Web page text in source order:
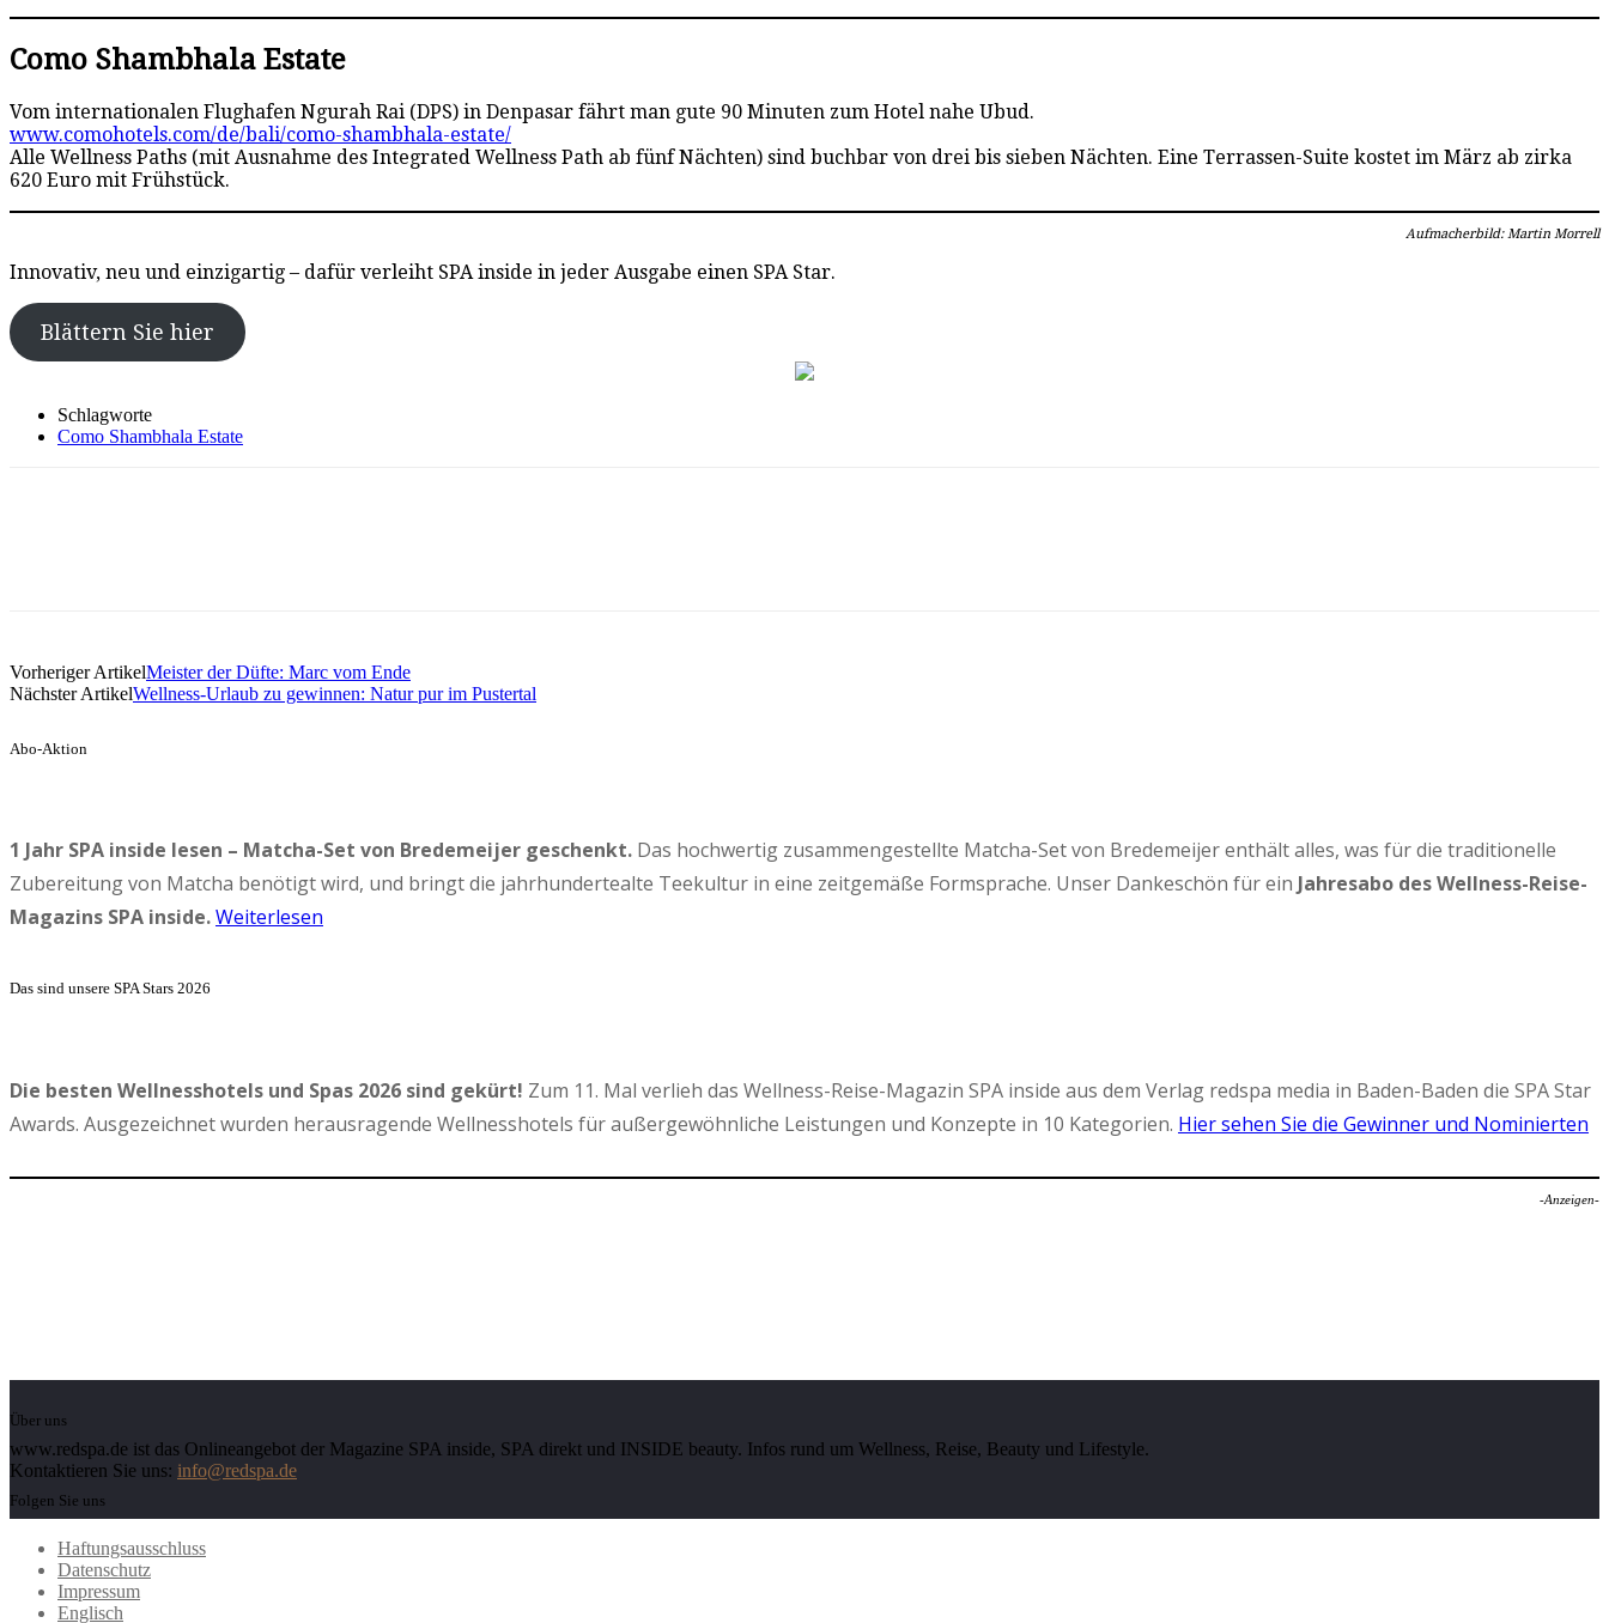
Como Shambhala Estate
Vom internationalen Flughafen Ngurah Rai (DPS) in Denpasar fährt man gute 90 Minuten zum Hotel nahe Ubud.
www.comohotels.com/de/bali/como-shambhala-estate/
Alle Wellness Paths (mit Ausnahme des Integrated Wellness Path ab fünf Nächten) sind buchbar von drei bis sieben Nächten. Eine Terrassen-Suite kostet im März ab zirka
620 Euro mit Frühstück.
Aufmacherbild: Martin Morrell
Innovativ, neu und einzigartig – dafür verleiht SPA inside in jeder Ausgabe einen SPA Star.
Blättern Sie hier
Schlagworte
Como Shambhala Estate
Vorheriger ArtikelMeister der Düfte: Marc vom Ende
Nächster ArtikelWellness-Urlaub zu gewinnen: Natur pur im Pustertal
Abo-Aktion
1 Jahr SPA inside lesen – Matcha-Set von Bredemeijer geschenkt. Das hochwertig zusammengestellte Matcha-Set von Bredemeijer enthält alles, was für die traditionelle
Zubereitung von Matcha benötigt wird, und bringt die jahrhundertealte Teekultur in eine zeitgemäße Formsprache. Unser Dankeschön für ein Jahresabo des Wellness-Reise-
Magazins SPA inside.Weiterlesen
Das sind unsere SPA Stars 2026
Die besten Wellnesshotels und Spas 2026 sind gekürt! Zum 11. Mal verlieh das Wellness-Reise-Magazin SPA inside aus dem Verlag redspa media in Baden-Baden die SPA Star
Awards. Ausgezeichnet wurden herausragende Wellnesshotels für außergewöhnliche Leistungen und Konzepte in 10 Kategorien. Hier sehen Sie die Gewinner und Nominierten
-Anzeigen-
Über uns
www.redspa.de ist das Onlineangebot der Magazine SPA inside, SPA direkt und INSIDE beauty. Infos rund um Wellness, Reise, Beauty und Lifestyle.
Kontaktieren Sie uns: info@redspa.de
Folgen Sie uns
Haftungsausschluss
Datenschutz
Impressum
Englisch